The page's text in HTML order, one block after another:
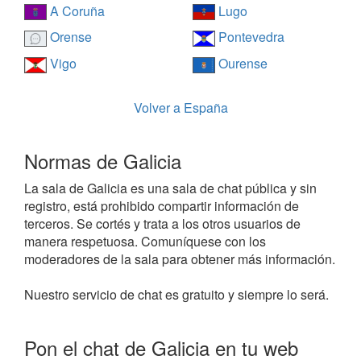
A Coruña
Lugo
Orense
Pontevedra
Vigo
Ourense
Volver a España
Normas de Galicia
La sala de Galicia es una sala de chat pública y sin
registro, está prohibido compartir información de
terceros. Se cortés y trata a los otros usuarios de
manera respetuosa. Comuníquese con los
moderadores de la sala para obtener más información.
Nuestro servicio de chat es gratuito y siempre lo será.
Pon el chat de Galicia en tu web